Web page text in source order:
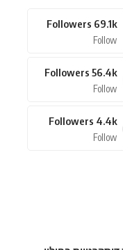
69.1k
Followers
Follow
56.4k
Followers
Follow
4.4k
Followers
Follow